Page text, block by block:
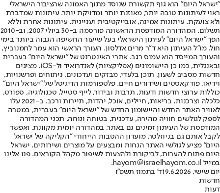
"ישראל היום" הוא גוף תקשורת שנוסד מתוך האמונה שהציבור הישראלי
ראוי לעיתונות טובה יותר, מאוזנת יותר ומדויקת יותר. עיתונות שמדברת
ולא צועקת. עיתונות אמינה, אובייקטיבית ועניינית. עיתונות אחרת וללא
תשלום. המהדורה המודפסת הראשונה פורסמה ב-30 ביולי 2007, וב-2010
הפך "ישראל היום" לעיתון הישראלי בעל שיעור החשיפה הגבוה ביותר בימי
חול. מו"ל העיתון היא ד"ר מרים אדלסון. העורך הראשי הוא עמר לחמנוביץ,
והעורך המייסד הוא עמוס רגב. אתרי האינטרנט של "ישראל היום" בעברית
ובאנגלית, כמו כן היישומונים (אפליקציות) לאנדרואיד ול-iOS, מציגים
חדשות מסביב לשעון, תוכן בלעדי, מבזקים ועדכונים, ניתוחים ופרשנויות,
וידיאו, פודקאסטים ושידורים חיים. פלטפורמות הדיגיטל של "ישראל היום"
כוללות ערוצי חדשות ודעות, תרבות ובידור, לייף סטייל, טכנולוגיה, ספורט,
כלכלה וצרכנות, בריאות, חיילים, אוכל, יהדות, תיירות ורכב. ב-2021 עלו
לאוויר האתר החדש והיישומון החדש של "ישראל היום" בעברית, במטרה
לספק לגולשים חוויה מהירה, עדכנית, בטוחה ונוחה. תכני המהדורה
המודפסת של העיתון זמינים גם באתר, במהדורה יומית מקוונת, ואפשר
לקבל אותם גם בניוזלטר. מועדון ההטבות הייחודי "הקליקה של ישראל
היום" מציע לגולשי האתר הנחות ומבצעים על מוצרים ושירותים. ישראל
היום פתוח להערות, לביקורת ולהצעות לשיפור מקהל הקוראים. פנו אלינו
במייל hayom@israelhayom.co.il.
יום שישי, 19.6.2026
ד' בתמוז תשפ"ו
חדשות
דעות